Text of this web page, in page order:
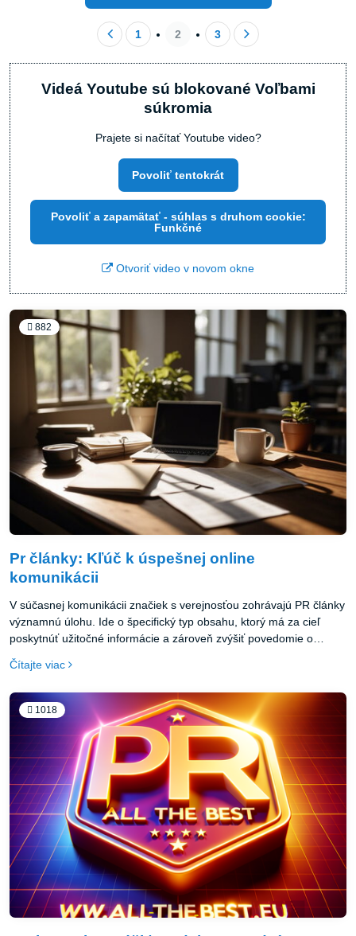
1 2 3
Videá Youtube sú blokované Voľbami
súkromia
Prajete si načítať Youtube video?
Povoliť tentokrát
Povoliť a zapamätať - súhlas s druhom cookie:
Funkčné
Otvoriť video v novom okne
882
Pr články: Kľúč k úspešnej online
komunikácii
V súčasnej komunikácii značiek s verejnosťou zohrávajú PR články
významnú úlohu. Ide o špecifický typ obsahu, ktorý má za cieľ
poskytnúť užitočné informácie a zároveň zvýšiť povedomie o
súčasť marketingovej stratégie v prostredí internetu, kde je
Čítajte viac
1018